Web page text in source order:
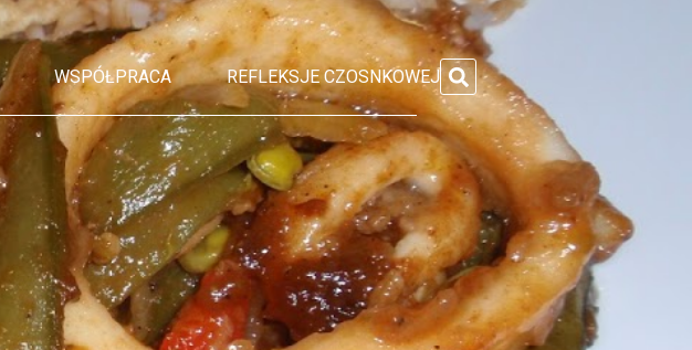
WSPÓŁPRACA REFLEKSJE CZOSNKOWEJ